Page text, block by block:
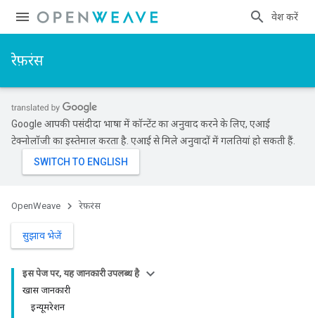
प्रवेश करें
रेफ़रंस
Google आपकी पसंदीदा भाषा में कॉन्टेंट का अनुवाद करने के लिए, एआई
टेक्नोलॉजी का इस्तेमाल करता है. एआई से मिले अनुवादों में गलतियां हो सकती हैं.
OpenWeave रेफ़रंस
सुझाव भेजें
इस पेज पर, यह जानकारी उपलब्ध है
खास जानकारी
इन्यूमरेशन